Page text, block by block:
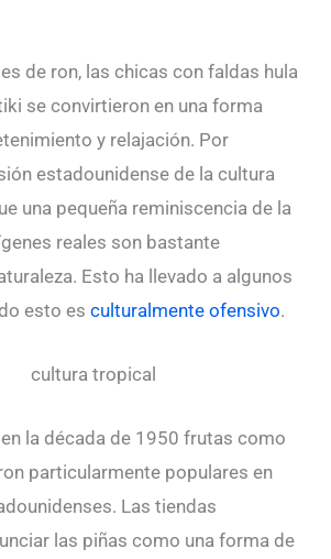
de ron, las chicas con faldas hula
se convirtieron en una forma
y relajación. Por
estadounidense de la cultura
una pequeña reminiscencia de la
reales son bastante
Esto ha llevado a algunos
esto esculturalmente ofensivo.
la década de 1950 frutas como
particularmente populares en
Las tiendas
las piñas como una forma de